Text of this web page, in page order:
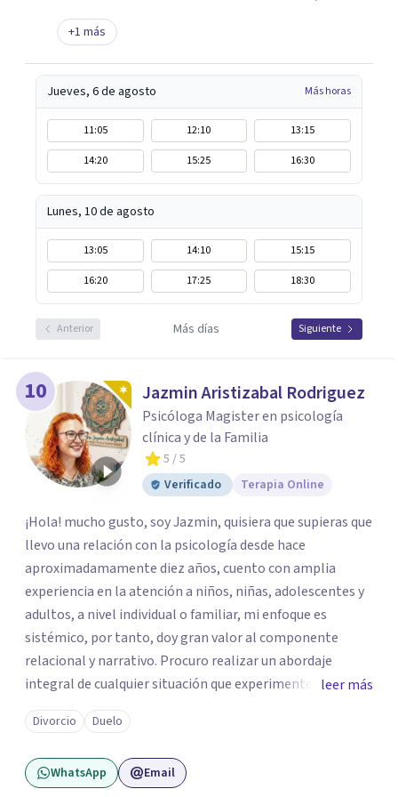
+1 más
Jueves, 6 de agosto Más horas
11:05 12:10
13:15
14:20
15:25 16:30
Lunes, 10 de agosto
13:05 14:10
15:15
16:20
17:25 18:30
Anterior Más días Siguiente
10 Jazmin Aristizabal Rodriguez
Psicóloga Magister en psicología
clínica y de la Familia
5 / 5
Verificado
Terapia Online
¡Hola! mucho gusto, soy Jazmin, quisiera que supieras que
llevo una relación con la psicología desde hace
aproximadamamente diez años, cuento con amplia
experiencia en la atención a niños, niñas, adolescentes y
adultos, a nivel individual o familiar, mi enfoque es
sistémico, por tanto, doy gran valor al componente
relacional y narrativo. Procuro realizar un abordaje
integral de cualquier situación que experimenten mis
consultantes y así lograr una comprensión que favorezca
procesos de aprendizaje significativo y potencializar así
la movilización de recursos en pro de la solución y el
bienestar.
leer más
Divorcio Duelo
WhatsApp Email